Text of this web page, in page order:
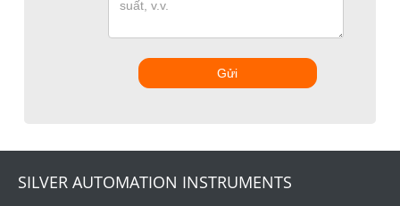
Gửi
SILVER AUTOMATION INSTRUMENTS